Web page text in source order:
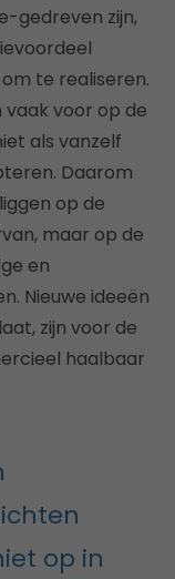
gedreven zijn,
te realiseren.
voor op de
als vanzelf
Daarom
op de
maar op de
en
Nieuwe ideeën
zijn voor de
haalbaar
op in